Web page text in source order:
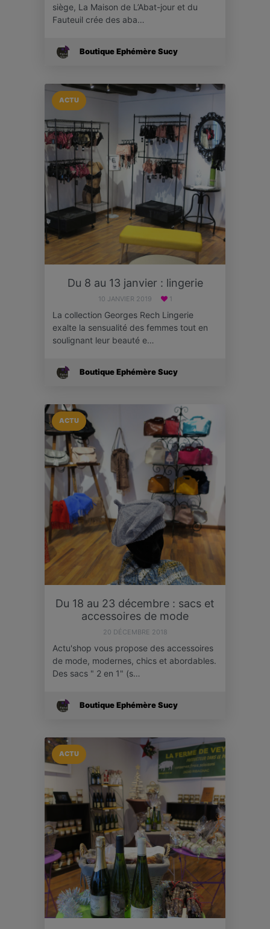
siège, La Maison de L’Abat-jour et du
Fauteuil crée des aba…
Boutique Ephémère Sucy
ACTU
Du 8 au 13 janvier : lingerie
10 JANVIER 2019 1
La collection Georges Rech Lingerie
exalte la sensualité des femmes tout en
soulignant leur beauté e…
Boutique Ephémère Sucy
ACTU
Du 18 au 23 décembre : sacs et
accessoires de mode
20 DÉCEMBRE 2018
Actu'shop vous propose des accessoires
de mode, modernes, chics et abordables.
Des sacs " 2 en 1" (s…
Boutique Ephémère Sucy
ACTU